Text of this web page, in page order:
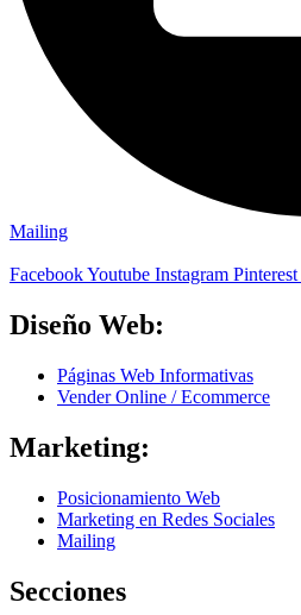
Mailing
FacebookYoutube Instagram Pinterest
Diseño Web:
Páginas Web Informativas
Vender Online / Ecommerce
Marketing:
Posicionamiento Web
Marketing en Redes Sociales
Mailing
Secciones